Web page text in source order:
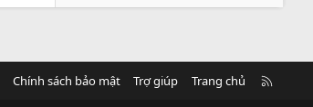
Chính sách bảo mật Trợ giúp Trang chủ